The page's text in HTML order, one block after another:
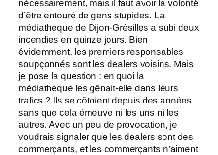
nécessairement, mais il faut avoir la volonté
d’être entouré de gens stupides. La
médiathèque de Dijon-Grésilles a subi deux
incendies en quinze jours. Bien
évidemment, les premiers responsables
soupçonnés sont les dealers voisins. Mais
je pose la question : en quoi la
médiathèque les gênait-elle dans leurs
trafics ? Ils se côtoient depuis des années
sans que cela émeuve ni les uns ni les
autres. Avec un peu de provocation, je
voudrais signaler que les dealers sont des
commerçants, et les commerçants n’aiment